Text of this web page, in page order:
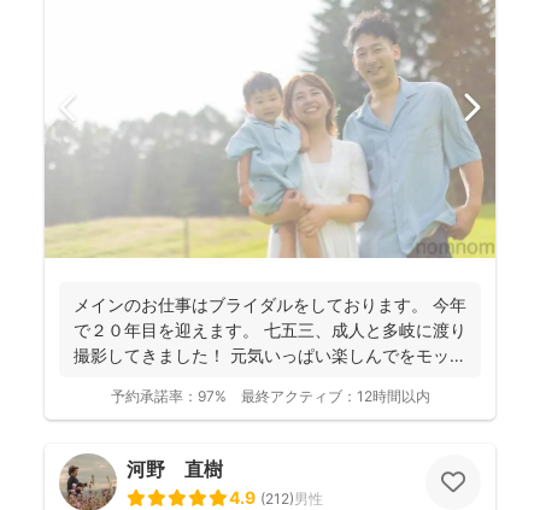
メインのお仕事はブライダルをしております。 今年
で２０年目を迎えます。 七五三、成人と多岐に渡り
撮影してきました！ 元気いっぱい楽しんでをモット
予約承諾率： 97% 最終アクティブ： 12時間以内
河野 直樹
4.9 (212)男性